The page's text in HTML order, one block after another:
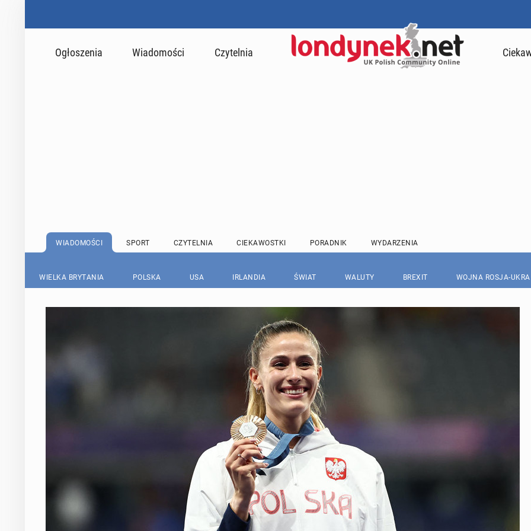
Ogłoszenia Wiadomości Czytelnia
WIADOMOŚCI SPORT CZYTELNIA CIEKAWOSTKI PORADNIK WYDARZENIA
WIELKA BRYTANIA POLSKA USA IRLANDIA ŚWIAT WALUTY BREXIT WOJNA ROSJA-